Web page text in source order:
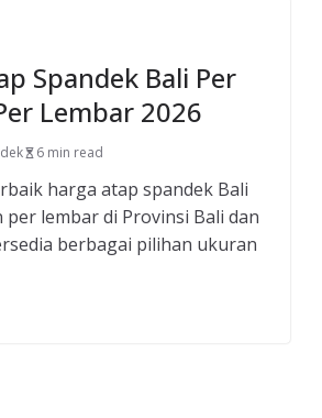
Spandek Bali Per
Lembar 2026
6 min read
harga atap spandek Bali
per lembar di Provinsi Bali dan
berbagai pilihan ukuran